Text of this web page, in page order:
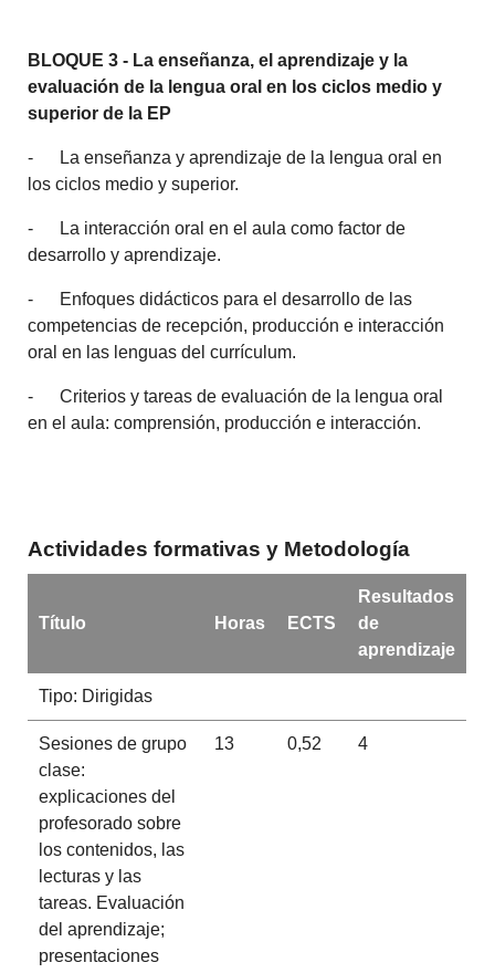
BLOQUE 3 - La enseñanza, el aprendizaje y la
evaluación de la lengua oral en los ciclos medio y
superior de la EP
- La enseñanza y aprendizaje de la lengua oral en
los ciclos medio y superior.
- La interacción oral en el aula como factor de
desarrollo y aprendizaje.
- Enfoques didácticos para el desarrollo de las
competencias de recepción, producción e interacción
oral en las lenguas del currículum.
- Criterios y tareas de evaluación de la lengua oral
en el aula: comprensión, producción e interacción.
Actividades formativas y Metodología
Título Horas ECTS
Resultados
de
aprendizaje
Tipo: Dirigidas
Sesiones de grupo
clase:
explicaciones del
profesorado sobre
los contenidos, las
lecturas y las
tareas. Evaluación
del aprendizaje;
presentaciones
13 0,52 4